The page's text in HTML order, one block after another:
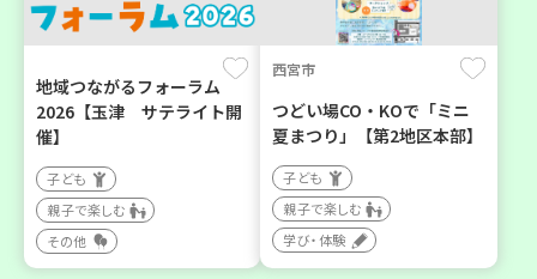
地域つながるフォーラム
2026【玉津 サテライト開
催】
子ども
親子で楽しむ
その他
西宮市
つどい場CO・KOで「ミニ
夏まつり」【第2地区本部】
子ども
親子で楽しむ
学び・体験